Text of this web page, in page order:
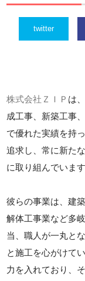
twitter
株式会社ＺＩＰ は
成工事、新築工事
で優れた実績を持
追求し、常に新た
に取り組んでいます
彼らの事業は、建
解体工事業など多
当、職人が一丸と
と施工を心がけて
力を入れており、